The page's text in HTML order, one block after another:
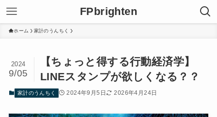
FPbrighten
ホーム 家計のうんちく
【ちょっと得する行動経済学】
LINEスタンプが欲しくなる？？
2024
9/05
家計のうんちく 2024年9月5日 2026年4月24日